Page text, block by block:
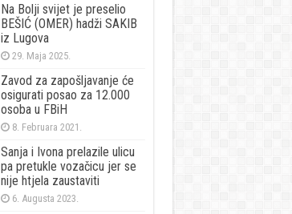
Na Bolji svijet je preselio
BEŠIĆ (OMER) hadži SAKIB
iz Lugova
29. Maja 2025.
Zavod za zapošljavanje će
osigurati posao za 12.000
osoba u FBiH
8. Februara 2021.
Sanja i Ivona prelazile ulicu
pa pretukle vozačicu jer se
nije htjela zaustaviti
6. Augusta 2023.